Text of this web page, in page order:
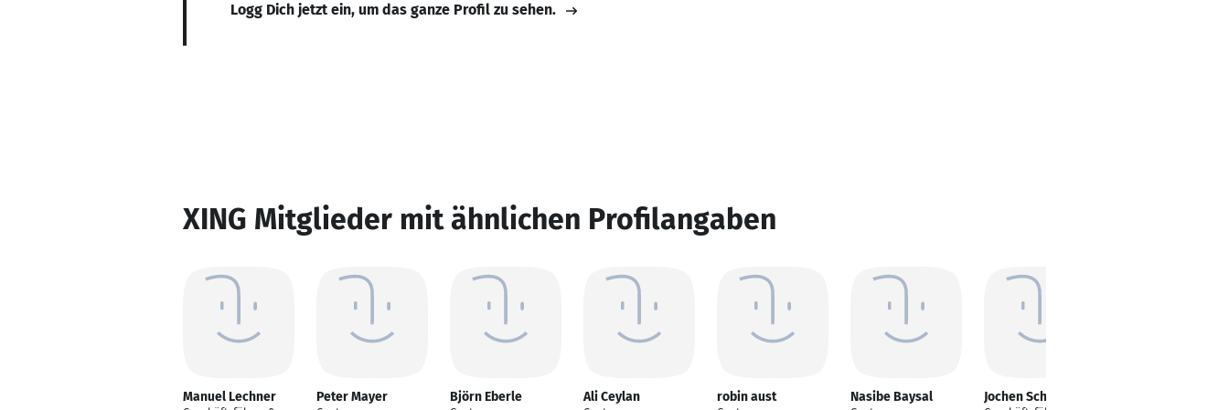
Logg Dich jetzt ein, um das ganze Profil zu sehen.
XING Mitglieder mit ähnlichen Profilangaben
Manuel Lechner Peter Mayer Björn Eberle Ali Ceylan robin aust Nasibe Baysal Jochen Schenk